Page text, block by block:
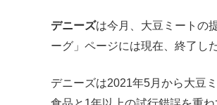
デニーズは今月、大豆ミートの
ーグ」ページには現在、終了し
デニーズは2021年5月から大豆